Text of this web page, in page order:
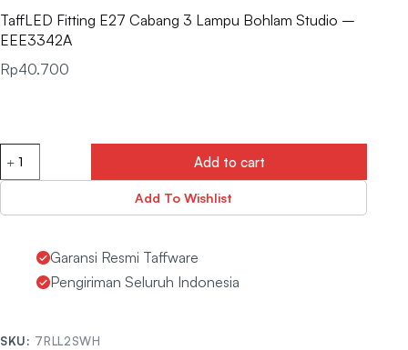
TaffLED Fitting E27 Cabang 3 Lampu Bohlam Studio –
EEE3342A
Rp40.700
Add to cart
Add To Wishlist
Garansi Resmi Taffware
Pengiriman Seluruh Indonesia
SKU: 7RLL2SWH